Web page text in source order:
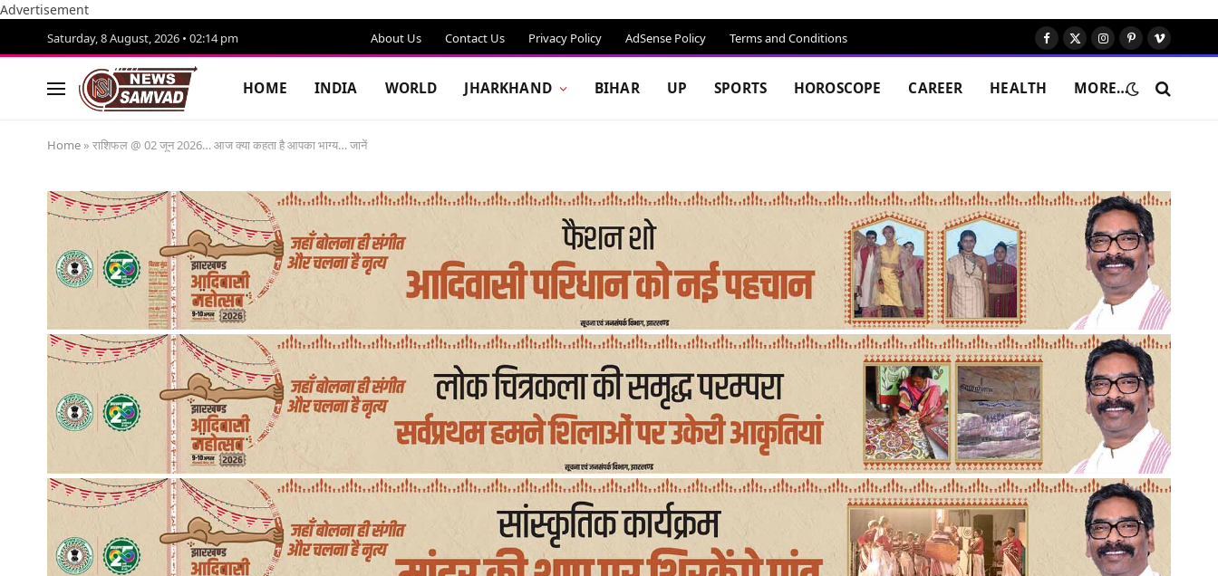
Advertisement
Saturday, 8 August, 2026 • 02:14 pm About Us Contact Us Privacy Policy AdSense Policy Terms and Conditions Facebook
X
Instagram
Pinterest
Vimeo
HOME INDIA WORLD JHARKHAND BIHAR UP SPORTS HOROSCOPE CAREER HEALTH MORE…
Home » राशिफल @ 02 जून 2026… आज क्या कहता है आपका भाग्य… जानें